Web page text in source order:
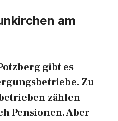
am
gibt es
Zu
zählen
Pensionen. Aber